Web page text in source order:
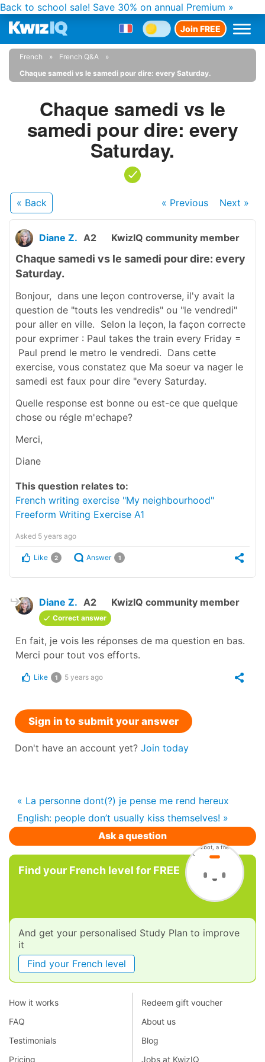
Back to school sale! Save 30% on annual Premium »
Join FREE
French
French Q&A
Chaque samedi vs le samedi pour dire: every Saturday.
Chaque samedi vs le
samedi pour dire: every
Saturday.
« Back « Previous Next »
Diane Z. A2 KwizIQ community member
Chaque samedi vs le samedi pour dire: every
Saturday.
Bonjour, dans une leçon controverse, il'y avait la
question de "touts les vendredis" ou "le vendredi"
pour aller en ville. Selon la leçon, la façon correcte
pour exprimer : Paul takes the train every Friday =
Paul prend le metro le vendredi. Dans cette
exercise, vous constatez que Ma soeur va nager le
samedi est faux pour dire "every Saturday.
Quelle response est bonne ou est-ce que quelque
chose ou régle m'echape?
Merci,
Diane
This question relates to:
French writing exercise "My neighbourhood"
Freeform Writing Exercise A1
Asked 5 years ago
Like 2 Answer 1
Diane Z. A2 KwizIQ community member
Correct answer
En fait, je vois les réponses de ma question en bas.
Merci pour tout vos efforts.
Like 1 5 years ago
Sign in to submit your answer
Don't have an account yet? Join today
« La personne dont(?) je pense me rend hereux
English: people don’t usually kiss themselves! »
Ask a question
Find your French level for FREE
And get your personalised Study Plan to improve
it
Find your French level
How it works
FAQ
Testimonials
Pricing
Redeem gift voucher
About us
Blog
Jobs at KwizIQ